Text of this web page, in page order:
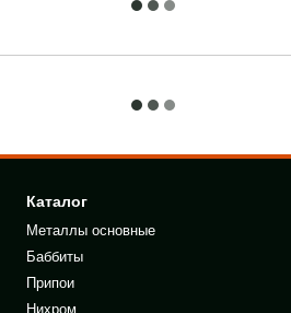
Каталог
Металлы основные
Баббиты
Припои
Нихром